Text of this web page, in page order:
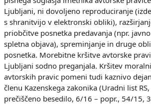
Ljubljani, ni dovoljeno reproduciranje
s shranitvijo v elektronski obliki),
priobčitve posnetka predavanja (npr.
spletna objava), spreminjanje in druge
posnetka. Morebitne kršitve avtorske
Ljubljani sodno preganjala. Kršitev
avtorskih pravic pomeni tudi kaznivo
členu Kazenskega zakonika (Uradni list
prečiščeno besedilo, 6/16 – popr., 54/15,